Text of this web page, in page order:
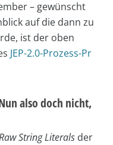
– gewünscht
auf die dann zu
ist der oben
JEP-2.0-Prozess-Pr
also doch nicht,
String Literals der